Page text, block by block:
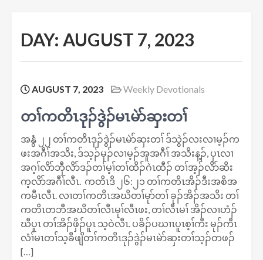
DAY: AUGUST 7, 2023
AUGUST 7, 2023 Weekly Devotionals
တၢ်ကတိၤဒုၣ်ဒွဲၣ်မၤမဲာ်ဆှးတၢ်
အ​​နွံ ၂၂ တၢ်ကတိၤဒုၣ်ဒွဲၣ်မၤမဲာ်ဆှးတၢ် ဒ်သွဲၣ်လးလၢမ့ၣ်က
ဖးအဂီၢ်အသိး, ဒ်သ့ၣ်မုၣ်လၢမ့ၣ်အူအဂီၢ် အသိးန့ၣ်, ပှၤလၢ
အဂ့ၢ်လိာ်ဘှီလိာ်ဒၣ်တၢ်မ့ၢ်တၢ်ထိၣ်ဂဲၤထီၣ် တၢ်အ့ၣ်လိာ်ဆိး
က့လိာ်အဂီၢ်လီၤ. ကတိၤဒိ ၂၆:၂၁ တၢ်ကတိၤအိၣ်ဒီးအစိအ
ကမီၤလီၤ. လၢတၢ်ကတိၤအဃိတၢ်မုာ်တၢ် ခုၣ်အိၣ်အသိး တၢ်
ကတိၤတဘီအဃိတၢ်လီၤမုၢ်လီၤဖး, တၢ်လီၤမၢ် အိၣ်လၢဟံၣ်
ဃီပူၤ တၢ်အိၣ်ဖှိၣ်ပူၤ သ့ဝဲလီၤ. ပခိၣ်ပဃၢၤပူၤစ့ၢ်ကီး မုၣ်ကီၤ
လံၢ်မၤတၢ်သ့ခီဖျိတၢ်ကတိၤဒုၣ်ဒွဲၣ်မၤမဲာ်ဆှးတၢ်သ့ၣ်တဖၣ်
[…]